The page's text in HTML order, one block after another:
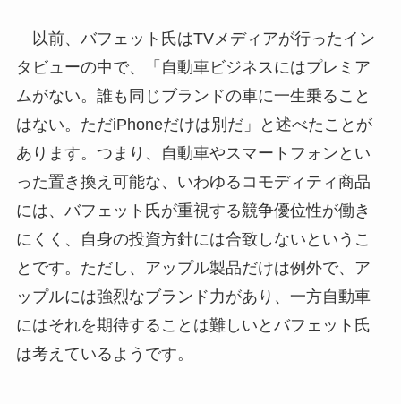
以前、バフェット氏はTVメディアが行ったイン
タビューの中で、「自動車ビジネスにはプレミア
ムがない。誰も同じブランドの車に一生乗ること
はない。ただiPhoneだけは別だ」と述べたことが
あります。つまり、自動車やスマートフォンとい
った置き換え可能な、いわゆるコモディティ商品
には、バフェット氏が重視する競争優位性が働き
にくく、自身の投資方針には合致しないというこ
とです。ただし、アップル製品だけは例外で、ア
ップルには強烈なブランド力があり、一方自動車
にはそれを期待することは難しいとバフェット氏
は考えているようです。